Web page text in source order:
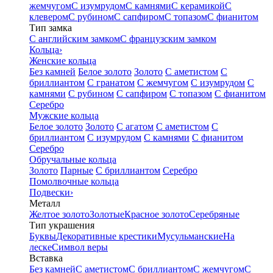
жемчугомС изумрудомС камнямиС керамикойС
клеверомС рубиномС сапфиромС топазомС фианитом
Тип замка
С английским замкомС французским замком
Кольца›
Женские кольца
Без камней Белое золото Золото С аметистом С
бриллиантом С гранатом С жемчугом С изумрудом С
камнями С рубином С сапфиром С топазом С фианитом
Серебро
Мужские кольца
Белое золото Золото С агатом С аметистом С
бриллиантом С изумрудом С камнями С фианитом
Серебро
Обручальные кольца
Золото Парные С бриллиантом Серебро
Помолвочные кольца
Подвески›
Металл
Желтое золотоЗолотыеКрасное золотоСеребряные
Тип украшения
БуквыДекоративные крестикиМусульманскиеНа
лескеСимвол веры
Вставка
Без камнейС аметистомС бриллиантомС жемчугомС